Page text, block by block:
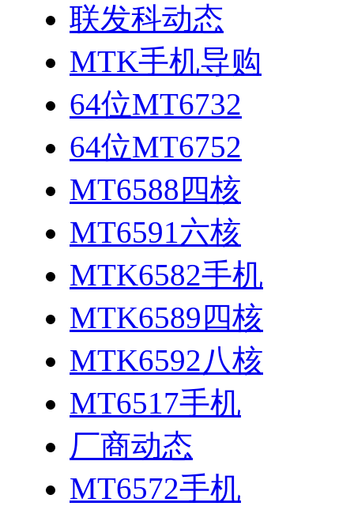
联发科动态
MTK手机导购
64位MT6732
64位MT6752
MT6588四核
MT6591六核
MTK6582手机
MTK6589四核
MTK6592八核
MT6517手机
厂商动态
MT6572手机